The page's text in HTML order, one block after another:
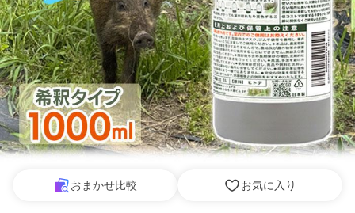
おまかせ比較 お気に入り